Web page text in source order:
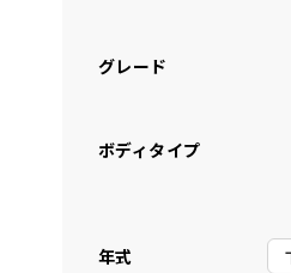
グレード
ボディタイプ
年式